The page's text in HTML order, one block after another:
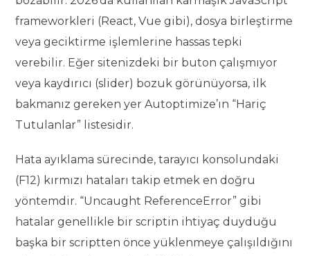
frameworkleri (React, Vue gibi), dosya birleştirme
veya geciktirme işlemlerine hassas tepki
verebilir. Eğer sitenizdeki bir buton çalışmıyor
veya kaydırıcı (slider) bozuk görünüyorsa, ilk
bakmanız gereken yer Autoptimize’ın “Hariç
Tutulanlar” listesidir.
Hata ayıklama sürecinde, tarayıcı konsolundaki
(F12) kırmızı hataları takip etmek en doğru
yöntemdir. “Uncaught ReferenceError” gibi
hatalar genellikle bir scriptin ihtiyaç duyduğu
başka bir scriptten önce yüklenmeye çalışıldığını